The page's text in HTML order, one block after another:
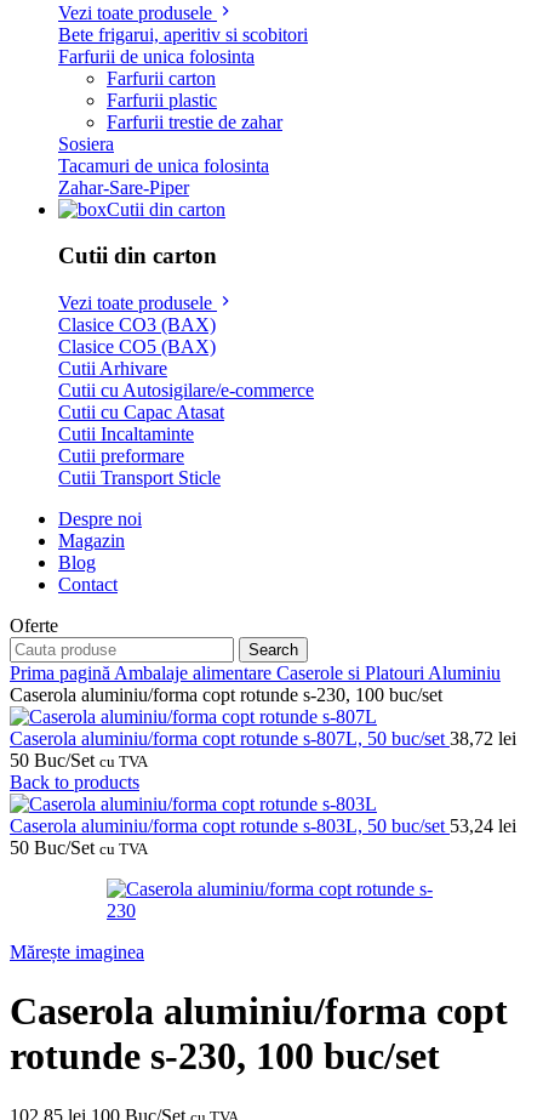
Vezi toate produsele
Bete frigarui, aperitiv si scobitori
Farfurii de unica folosinta
Farfurii carton
Farfurii plastic
Farfurii trestie de zahar
Sosiera
Tacamuri de unica folosinta
Zahar-Sare-Piper
Cutii din carton
Cutii din carton
Vezi toate produsele
Clasice CO3 (BAX)
Clasice CO5 (BAX)
Cutii Arhivare
Cutii cu Autosigilare/e-commerce
Cutii cu Capac Atasat
Cutii Incaltaminte
Cutii preformare
Cutii Transport Sticle
Despre noi
Magazin
Blog
Contact
Oferte
Search
Prima pagină Ambalaje alimentare Caserole si Platouri Aluminiu
Caserola aluminiu/forma copt rotunde s-230, 100 buc/set
Caserola aluminiu/forma copt rotunde s-807L, 50 buc/set 38,72 lei
50 Buc/Set cu TVA
Back to products
Caserola aluminiu/forma copt rotunde s-803L, 50 buc/set 53,24 lei
50 Buc/Set cu TVA
Mărește imaginea
Caserola aluminiu/forma copt
rotunde s-230, 100 buc/set
102,85 lei 100 Buc/Set